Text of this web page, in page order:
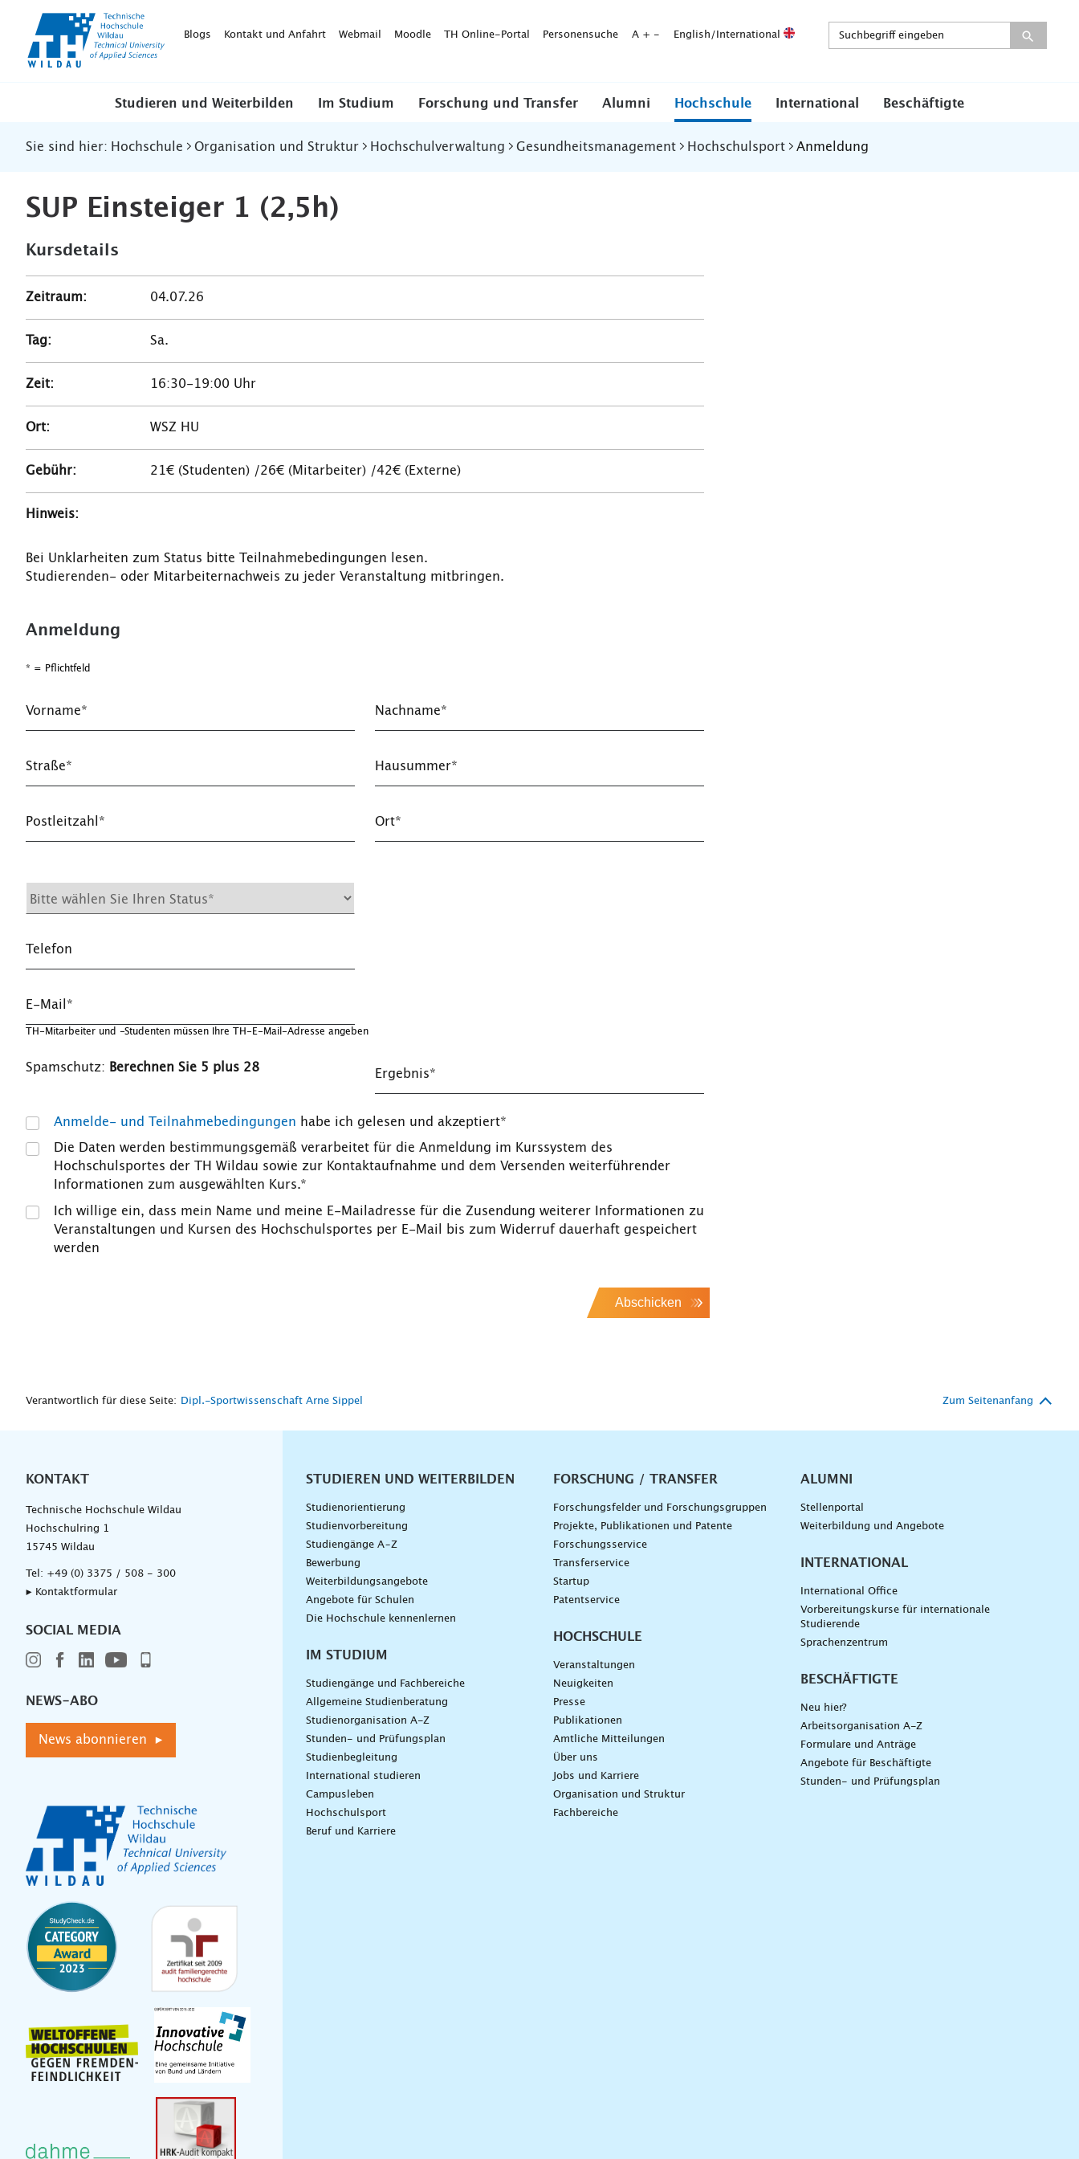
WildauBlogs Kontakt und Anfahrt Webmail Moodle TH Online-Portal Personensuche A + - English/International
Studieren und Weiterbilden Im Studium Forschung und Transfer Alumni Hochschule International Beschäftigte
Sie sind hier: Hochschule Organisation und Struktur Hochschulverwaltung Gesundheitsmanagement Hochschulsport Anmeldung
SUP Einsteiger 1 (2,5h)
Kursdetails
Zeitraum: 04.07.26
Tag: Sa.
Zeit: 16:30-19:00 Uhr
Ort: WSZ HU
Gebühr: 21€ (Studenten) /26€ (Mitarbeiter) /42€ (Externe)
Hinweis:
Bei Unklarheiten zum Status bitte Teilnahmebedingungen lesen.
Studierenden- oder Mitarbeiternachweis zu jeder Veranstaltung mitbringen.
Anmeldung
* = Pflichtfeld
Vorname* Nachname*
Straße* Hausummer*
Postleitzahl* Ort*
Telefon
E-Mail*
TH-Mitarbeiter und -Studenten müssen Ihre TH-E-Mail-Adresse angeben
Spamschutz: Berechnen Sie 5 plus 28 Ergebnis*
Anmelde- und Teilnahmebedingungen habe ich gelesen und akzeptiert*
Die Daten werden bestimmungsgemäß verarbeitet für die Anmeldung im Kurssystem des
Hochschulsportes der TH Wildau sowie zur Kontaktaufnahme und dem Versenden weiterführender
Informationen zum ausgewählten Kurs.*
Ich willige ein, dass mein Name und meine E-Mailadresse für die Zusendung weiterer Informationen zu
Veranstaltungen und Kursen des Hochschulsportes per E-Mail bis zum Widerruf dauerhaft gespeichert
werden
Abschicken
Verantwortlich für diese Seite: Dipl.-Sportwissenschaft Arne Sippel Zum Seitenanfang
KONTAKT
Technische Hochschule Wildau
Hochschulring 1
15745 Wildau
Tel: +49 (0) 3375 / 508 - 300
▸ Kontaktformular
SOCIAL MEDIA
NEWS-ABO
News abonnieren ▸
Unternavigation
STUDIEREN UND WEITERBILDEN
Studienorientierung
Studienvorbereitung
Studiengänge A–Z
Bewerbung
Weiterbildungsangebote
Angebote für Schulen
Die Hochschule kennenlernen
IM STUDIUM
Studiengänge und Fachbereiche
Allgemeine Studienberatung
Studienorganisation A-Z
Stunden- und Prüfungsplan
Studienbegleitung
International studieren
Campusleben
Hochschulsport
Beruf und Karriere
FORSCHUNG / TRANSFER
Forschungsfelder und Forschungsgruppen
Projekte, Publikationen und Patente
Forschungsservice
Transferservice
Startup
Patentservice
HOCHSCHULE
Veranstaltungen
Neuigkeiten
Presse
Publikationen
Amtliche Mitteilungen
Über uns
Jobs und Karriere
Organisation und Struktur
Fachbereiche
ALUMNI
Stellenportal
Weiterbildung und Angebote
INTERNATIONAL
International Office
Vorbereitungskurse für internationale
Studierende
Sprachenzentrum
BESCHÄFTIGTE
Neu hier?
Arbeitsorganisation A-Z
Formulare und Anträge
Angebote für Beschäftigte
Stunden- und Prüfungsplan